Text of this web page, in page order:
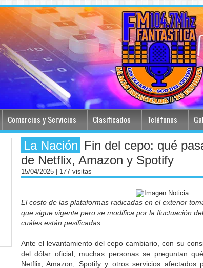
Comercios y Servicios Clasificados Teléfonos
La Nación Fin del cepo: qué
de Netflix, Amazon y Spotify
15/04/2025 | 177 visitas
El costo de las plataformas radicadas en el exterior
que sigue vigente pero se modifica por la fluctuación
cuáles están pesificadas
Ante el levantamiento del cepo cambiario, con su
del dólar oficial, muchas personas se preguntan
Netflix, Amazon, Spotify y otros servicios